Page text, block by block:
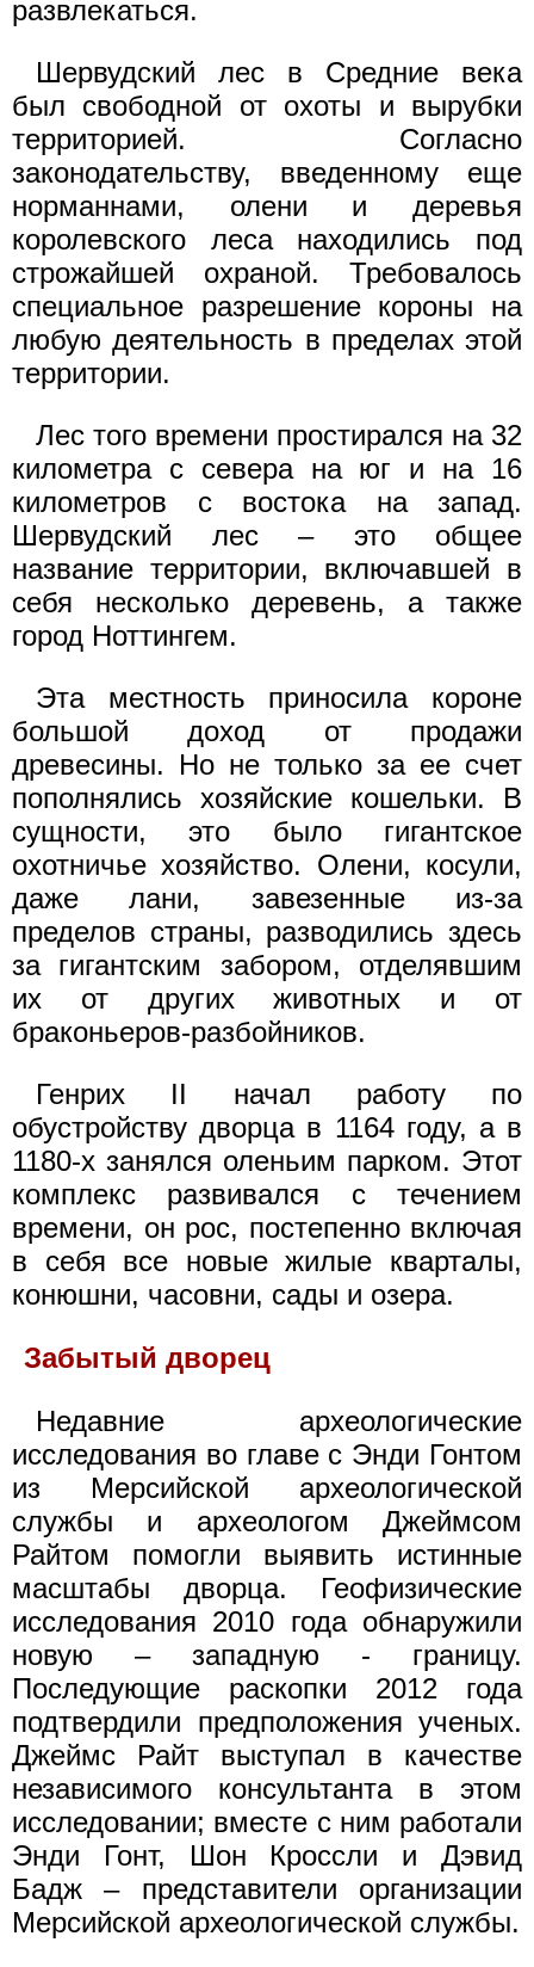
развлекаться.
Шервудский лес в Средние века
был свободной от охоты и вырубки
территорией. Согласно
законодательству, введенному еще
норманнами, олени и деревья
королевского леса находились под
строжайшей охраной. Требовалось
специальное разрешение короны на
любую деятельность в пределах этой
территории.
Лес того времени простирался на 32
километра с севера на юг и на 16
километров с востока на запад.
Шервудский лес – это общее
название территории, включавшей в
себя несколько деревень, а также
город Ноттингем.
Эта местность приносила короне
большой доход от продажи
древесины. Но не только за ее счет
пополнялись хозяйские кошельки. В
сущности, это было гигантское
охотничье хозяйство. Олени, косули,
даже лани, завезенные из-за
пределов страны, разводились здесь
за гигантским забором, отделявшим
их от других животных и от
браконьеров-разбойников.
Генрих II начал работу по
обустройству дворца в 1164 году, а в
1180-х занялся оленьим парком. Этот
комплекс развивался с течением
времени, он рос, постепенно включая
в себя все новые жилые кварталы,
конюшни, часовни, сады и озера.
Забытый дворец
Недавние археологические
исследования во главе с Энди Гонтом
из Мерсийской археологической
службы и археологом Джеймсом
Райтом помогли выявить истинные
масштабы дворца. Геофизические
исследования 2010 года обнаружили
новую – западную - границу.
Последующие раскопки 2012 года
подтвердили предположения ученых.
Джеймс Райт выступал в качестве
независимого консультанта в этом
исследовании; вместе с ним работали
Энди Гонт, Шон Кроссли и Дэвид
Бадж – представители организации
Мерсийской археологической службы.